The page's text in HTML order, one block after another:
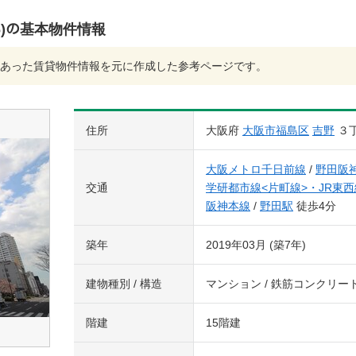
の基本物件情報
った賃貸物件情報を元に作成した参考ページです。
住所 大阪府 大阪市福島区 吉野 ３
交通
大阪メトロ千日前線 / 野田阪
学研都市線<片町線>・JR東
阪神本線 / 野田駅 徒歩4分
築年 2019年03月 (築7年)
建物種別 / 構造 マンション / 鉄筋コンクリー
階建 15階建